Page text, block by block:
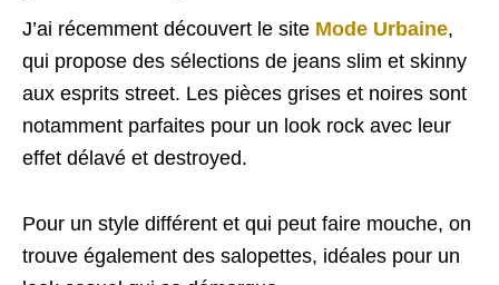
J’ai récemment découvert le site Mode Urbaine,
qui propose des sélections de jeans slim et skinny
aux esprits street. Les pièces grises et noires sont
notamment parfaites pour un look rock avec leur
effet délavé et destroyed.
Pour un style différent et qui peut faire mouche, on
trouve également des salopettes, idéales pour un